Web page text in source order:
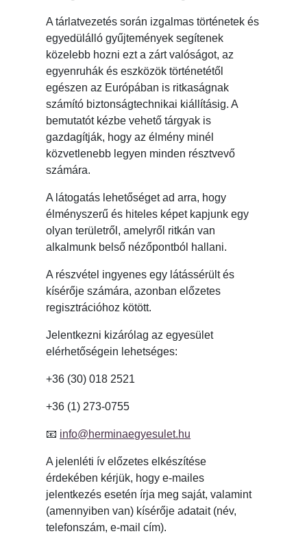
A tárlatvezetés során izgalmas történetek és
egyedülálló gyűjtemények segítenek
közelebb hozni ezt a zárt valóságot, az
egyenruhák és eszközök történetétől
egészen az Európában is ritkaságnak
számító biztonságtechnikai kiállításig. A
bemutatót kézbe vehető tárgyak is
gazdagítják, hogy az élmény minél
közvetlenebb legyen minden résztvevő
számára.
A látogatás lehetőséget ad arra, hogy
élményszerű és hiteles képet kapjunk egy
olyan területről, amelyről ritkán van
alkalmunk belső nézőpontból hallani.
A részvétel ingyenes egy látássérült és
kísérője számára, azonban előzetes
regisztrációhoz kötött.
Jelentkezni kizárólag az egyesület
elérhetőségein lehetséges:
+36 (30) 018 2521
+36 (1) 273-0755
📧 info@herminaegyesulet.hu
A jelenléti ív előzetes elkészítése
érdekében kérjük, hogy e-mailes
jelentkezés esetén írja meg saját, valamint
(amennyiben van) kísérője adatait (név,
telefonszám, e-mail cím).